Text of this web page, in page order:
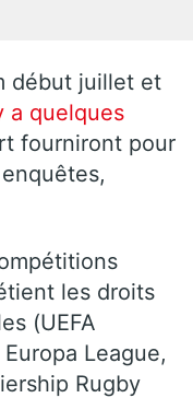
début juillet et
a quelques
fourniront pour
les droits
(UEFA
League,
Rugby